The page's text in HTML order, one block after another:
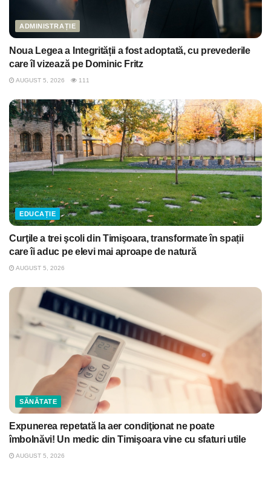
ADMINISTRAȚIE
Noua Legea a Integrității a fost adoptată, cu prevederile
care îl vizează pe Dominic Fritz
AUGUST 5, 2026 111
EDUCAȚIE
Curţile a trei şcoli din Timişoara, transformate în spații
care îi aduc pe elevi mai aproape de natură
AUGUST 5, 2026
SĂNĂTATE
Expunerea repetată la aer condiţionat ne poate
îmbolnăvi! Un medic din Timişoara vine cu sfaturi utile
AUGUST 5, 2026